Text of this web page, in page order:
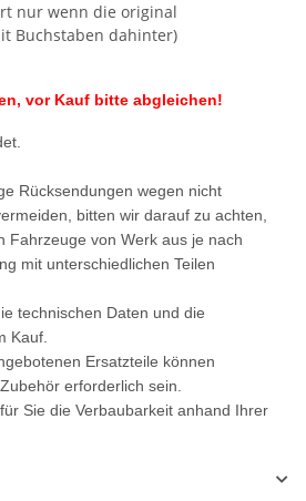
nur wenn die original
Buchstaben dahinter)
vor Kauf bitte abgleichen!
Rücksendungen wegen nicht
bitten wir darauf zu achten,
Fahrzeuge von Werk aus je nach
mit unterschiedlichen Teilen
technischen Daten und die
Kauf.
Ersatzteile können
erforderlich sein.
Sie die Verbaubarkeit anhand Ihrer